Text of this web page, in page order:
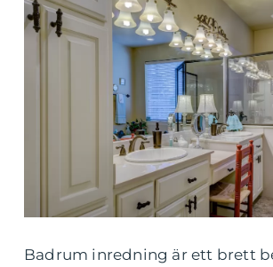
Badrum inredning är ett brett